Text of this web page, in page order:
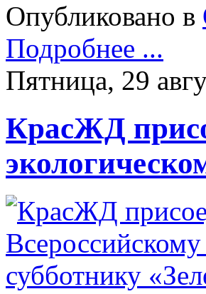
Опубликовано в
Подробнее ...
Пятница, 29
КрасЖД